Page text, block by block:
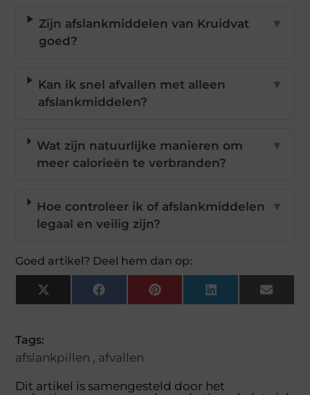
Zijn afslankmiddelen van Kruidvat
goed?
▼
Kan ik snel afvallen met alleen
afslankmiddelen?
▼
Wat zijn natuurlijke manieren om
meer calorieën te verbranden?
▼
Hoe controleer ik of afslankmiddelen
legaal en veilig zijn?
▼
Goed artikel? Deel hem dan op:
X
(Twitter)
FacebookPinterestLinkedInEmail
Tags:
afslankpillen , afvallen
Dit artikel is samengesteld door het